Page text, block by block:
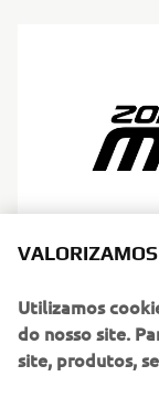
A Zodiac Milpro
RIBs às forças de
Utilizamos
do nosso site.
site, produtos,